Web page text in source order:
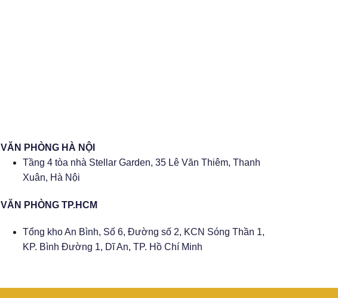
VĂN PHÒNG HÀ NỘI
Tầng 4 tòa nhà Stellar Garden, 35 Lê Văn Thiêm, Thanh
Xuân, Hà Nội
VĂN PHÒNG TP.HCM
Tổng kho An Bình, Số 6, Đường số 2, KCN Sóng Thần 1,
KP. Bình Đường 1, Dĩ An, TP. Hồ Chí Minh